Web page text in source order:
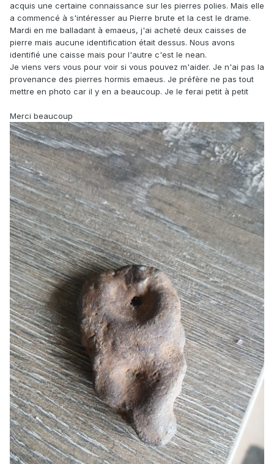
acquis une certaine connaissance sur les pierres polies. Mais elle
a commencé à s'intéresser au Pierre brute et la cest le drame.
Mardi en me balladant à emaeus, j'ai acheté deux caisses de
pierre mais aucune identification était dessus. Nous avons
identifié une caisse mais pour l'autre c'est le nean.
Je viens vers vous pour voir si vous pouvez m'aider. Je n'ai pas la
provenance des pierres hormis emaeus. Je préfère ne pas tout
mettre en photo car il y en a beaucoup. Je le ferai petit à petit
Merci beaucoup